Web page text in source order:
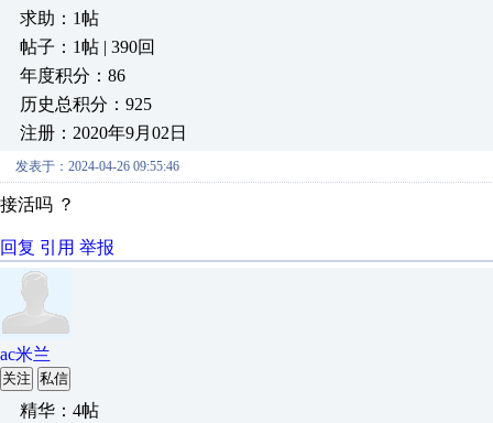
求助：1帖
帖子：1帖 | 390回
年度积分：86
历史总积分：925
注册：2020年9月02日
发表于：2024-04-26 09:55:46
接活吗 ？
回复 引用 举报
ac米兰
关注 私信
精华：4帖